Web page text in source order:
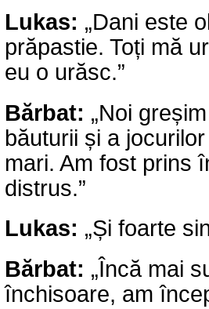
Lukas: „Dani este
prăpastie. Toți mă
eu o urăsc.”
Bărbat: „Noi
băuturii și a
mari. Am fost prins
distrus.”
Lukas: „Și foarte
Bărbat: „Încă mai
închisoare, am